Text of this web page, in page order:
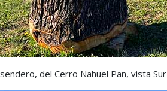
del Cerro Nahuel Pan, vista